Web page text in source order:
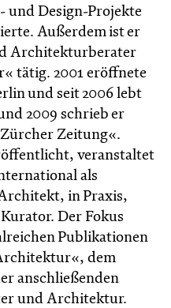
und Design-Projekte
Außerdem ist er
Architekturberater
tätig. 2001 eröffnete
und seit 2006 lebt
2009 schrieb er
Zeitung«.
veranstaltet
als
in Praxis,
Der Fokus
Publikationen
dem
anschließenden
und Architektur.